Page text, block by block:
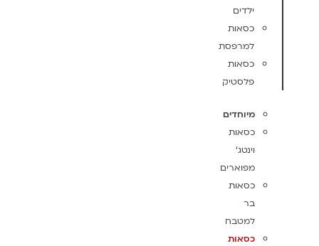
ילדים
כסאות
למרפסת
כסאות
פלסטיק
מיוחדים
כסאות
וינטג'
מפוארים
כסאות
בר
למטבח
כסאות